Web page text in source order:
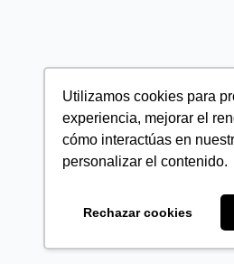
Utilizamos cookies para
experiencia, mejorar el
cómo interactúas en
personalizar el contenido.
Rechazar cookies